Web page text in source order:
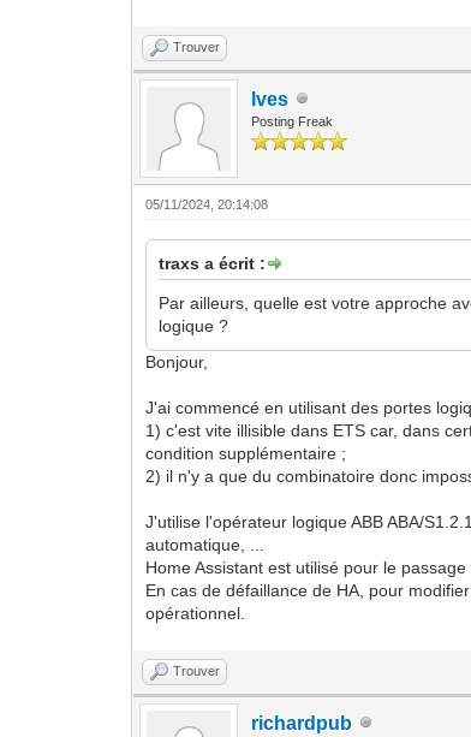
Trouver
Ives
Posting Freak
05/11/2024, 20:14:08
traxs a écrit :
Par ailleurs, quelle est votre approche
logique ?
Bonjour,
J'ai commencé en utilisant des portes
1) c'est vite illisible dans ETS car, dans
condition supplémentaire ;
2) il n'y a que du combinatoire donc
J'utilise l'opérateur logique ABB ABA/
automatique, ...
Home Assistant est utilisé pour le
En cas de défaillance de HA, pour
opérationnel.
Trouver
richardpub